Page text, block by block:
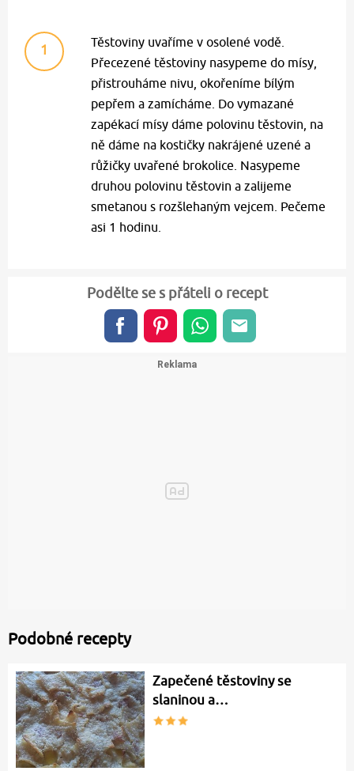
1
Těstoviny uvaříme v osolené vodě.
Přecezené těstoviny nasypeme do mísy,
přistrouháme nivu, okořeníme bílým
pepřem a zamícháme. Do vymazané
zapékací mísy dáme polovinu těstovin, na
ně dáme na kostičky nakrájené uzené a
růžičky uvařené brokolice. Nasypeme
druhou polovinu těstovin a zalijeme
smetanou s rozšlehaným vejcem. Pečeme
asi 1 hodinu.
Podělte se s přáteli o recept
Podobné recepty
Zapečené těstoviny se
slaninou a…